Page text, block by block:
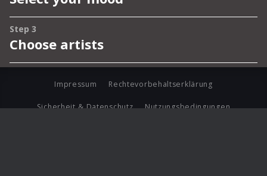
Impressum Rechtevorbehaltserklärung
Sicherheit & Datenschutz Nutzungsbedingungen